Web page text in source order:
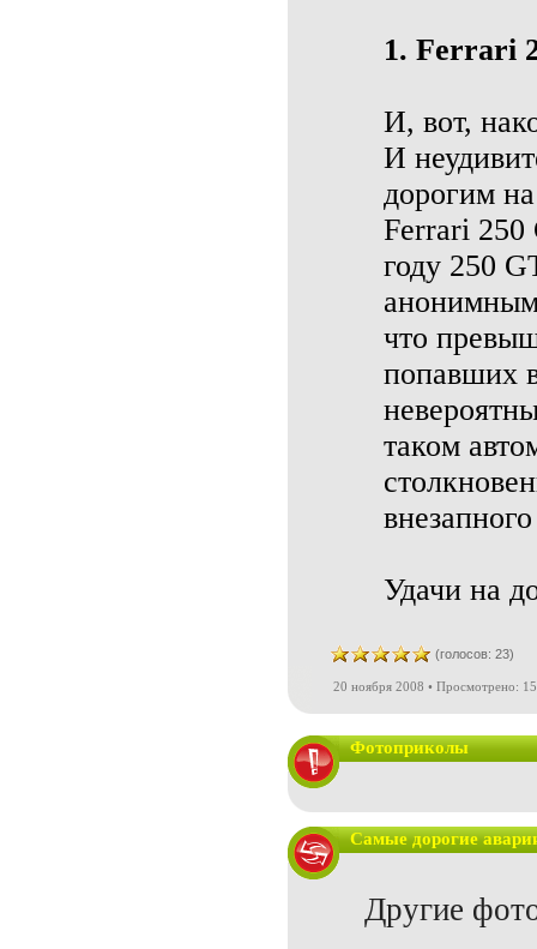
1. Ferrari
И, вот,
И
дорогим
Ferrari 250
году 250
что
попавших
таком
Удачи на
(голосов: 23)
20 ноября 2008 • Просмотрено:
Фотоприколы
Самые дорогие
Другие